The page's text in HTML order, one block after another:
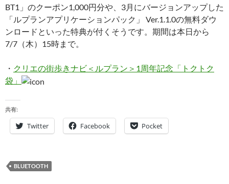
BT1」のクーポン1,000円分や、3月にバージョンアップした
「ルプランアプリケーションパック」 Ver.1.1.0の無料ダウ
ンロードといった特典が付くそうです。期間は本日から
7/7（木）15時まで。
・ クリエの街歩きナビ＜ルプラン＞1周年記念「トクトク
袋」
共有:
Twitter Facebook Pocket
BLUETOOTH